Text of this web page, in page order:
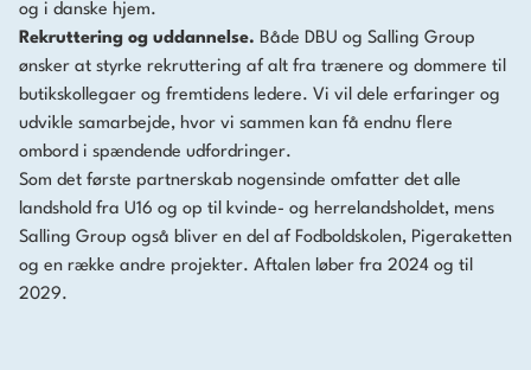
og i danske hjem.
Rekruttering og uddannelse. Både DBU og Salling Group
ønsker at styrke rekruttering af alt fra trænere og dommere til
butikskollegaer og fremtidens ledere. Vi vil dele erfaringer og
udvikle samarbejde, hvor vi sammen kan få endnu flere
ombord i spændende udfordringer.
Som det første partnerskab nogensinde omfatter det alle
landshold fra U16 og op til kvinde- og herrelandsholdet, mens
Salling Group også bliver en del af Fodboldskolen, Pigeraketten
og en række andre projekter. Aftalen løber fra 2024 og til
2029.